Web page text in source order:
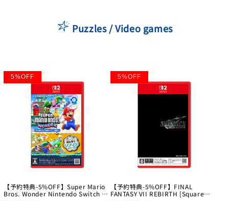
Puzzles / Video games
5%OFF
【予約特典-5%OFF】Super Mario
Bros. Wonder Nintendo Switch 2
5%OFF
【予約特典-5%OFF】FINAL
FANTASY VII REBIRTH [Square